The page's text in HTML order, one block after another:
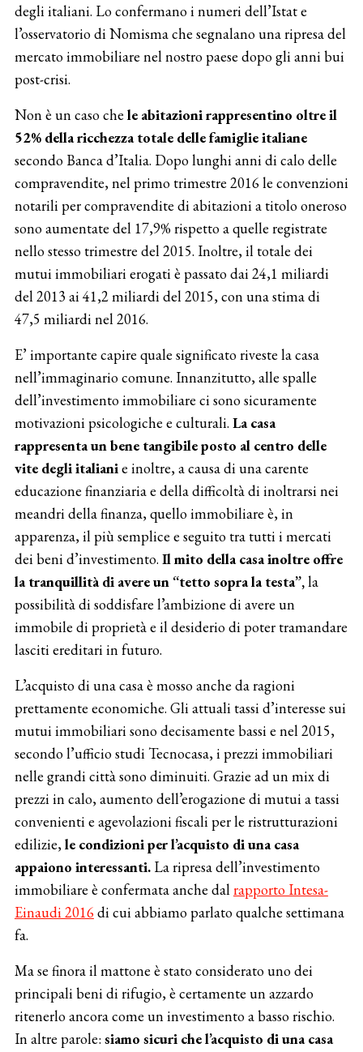
degli italiani. Lo confermano i numeri dell’Istat e
l’osservatorio di Nomisma che segnalano una ripresa del
mercato immobiliare nel nostro paese dopo gli anni bui
post-crisi.
Non è un caso che le abitazioni rappresentino oltre il
52% della ricchezza totale delle famiglie italiane
secondo Banca d’Italia. Dopo lunghi anni di calo delle
compravendite, nel primo trimestre 2016 le convenzioni
notarili per compravendite di abitazioni a titolo oneroso
sono aumentate del 17,9% rispetto a quelle registrate
nello stesso trimestre del 2015. Inoltre, il totale dei
mutui immobiliari erogati è passato dai 24,1 miliardi
del 2013 ai 41,2 miliardi del 2015, con una stima di
47,5 miliardi nel 2016.
E’ importante capire quale significato riveste la casa
nell’immaginario comune. Innanzitutto, alle spalle
dell’investimento immobiliare ci sono sicuramente
motivazioni psicologiche e culturali. La casa
rappresenta un bene tangibile posto al centro delle
vite degli italianie inoltre, a causa di una carente
educazione finanziaria e della difficoltà di inoltrarsi nei
meandri della finanza, quello immobiliare è, in
apparenza, il più semplice e seguito tra tutti i mercati
dei beni d’investimento. Il mito della casa inoltre offre
la tranquillità di avere un “tetto sopra la testa”,la
possibilità di soddisfare l’ambizione di avere un
immobile di proprietà e il desiderio di poter tramandare
lasciti ereditari in futuro.
L’acquisto di una casa è mosso anche da ragioni
prettamente economiche. Gli attuali tassi d’interesse sui
mutui immobiliari sono decisamente bassi e nel 2015,
secondo l’ufficio studi Tecnocasa, i prezzi immobiliari
nelle grandi città sono diminuiti. Grazie ad un mix di
prezzi in calo, aumento dell’erogazione di mutui a tassi
convenienti e agevolazioni fiscali per le ristrutturazioni
edilizie,le condizioni per l’acquisto di una casa
appaiono interessanti. La ripresa dell’investimento
immobiliare è confermata anche dalrapporto Intesa-
Einaudi 2016di cui abbiamo parlato qualche settimana
fa.
Ma se finora il mattone è stato considerato uno dei
principali beni di rifugio, è certamente un azzardo
ritenerlo ancora come un investimento a basso rischio.
In altre parole: siamo sicuri che l’acquisto di una casa